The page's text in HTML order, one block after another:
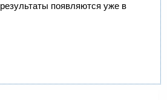
появляются уже в